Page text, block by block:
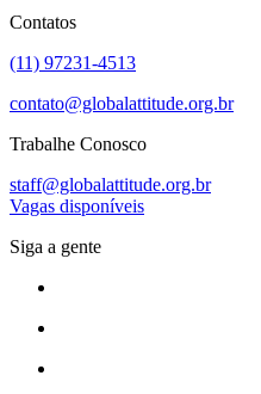
Contatos
(11) 97231-4513
contato@globalattitude.org.br
Trabalhe Conosco
staff@globalattitude.org.br
Vagas disponíveis
Siga a gente